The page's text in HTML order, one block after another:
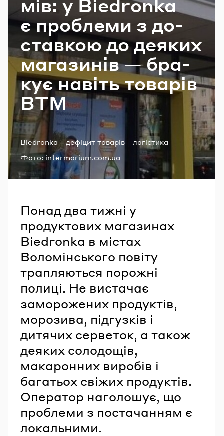
мів: у Biedronka
є про­бле­ми з до­
став­кою до де­яких
ма­га­зи­нів — бра­
кує на­віть то­ва­рів
ВТМ
Теги:
Biedronka дефіцит товарів
логістика
Фото: intermarium.com.ua
Понад два тижні у
продуктових магазинах
Biedronka в містах
Воломінського повіту
трапляються порожні
полиці. Не вистачає
заморожених продуктів,
морозива, підгузків і
дитячих серветок, а також
деяких солодощів,
макаронних виробів і
багатьох свіжих продуктів.
Оператор наголошує, що
проблеми з постачанням є
локальними.
Email
Пароль
Забули пароль?
УВІЙТИ